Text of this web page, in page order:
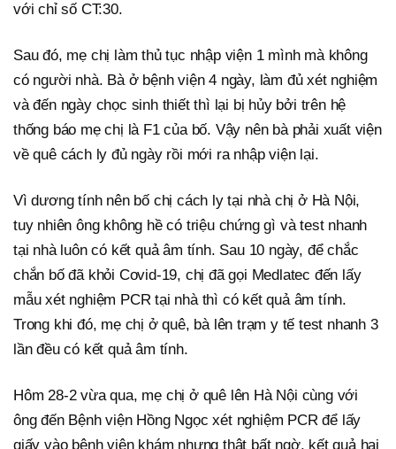
với chỉ số CT:30.
Sau đó, mẹ chị làm thủ tục nhập viện 1 mình mà không
có người nhà. Bà ở bệnh viện 4 ngày, làm đủ xét nghiệm
và đến ngày chọc sinh thiết thì lại bị hủy bởi trên hệ
thống báo mẹ chị là F1 của bố. Vậy nên bà phải xuất viện
về quê cách ly đủ ngày rồi mới ra nhập viện lại.
Vì dương tính nên bố chị cách ly tại nhà chị ở Hà Nội,
tuy nhiên ông không hề có triệu chứng gì và test nhanh
tại nhà luôn có kết quả âm tính. Sau 10 ngày, để chắc
chắn bố đã khỏi Covid-19, chị đã gọi Medlatec đến lấy
mẫu xét nghiệm PCR tại nhà thì có kết quả âm tính.
Trong khi đó, mẹ chị ở quê, bà lên trạm y tế test nhanh 3
lần đều có kết quả âm tính.
Hôm 28-2 vừa qua, mẹ chị ở quê lên Hà Nội cùng với
ông đến Bệnh viện Hồng Ngọc xét nghiệm PCR để lấy
giấy vào bệnh viện khám nhưng thật bất ngờ, kết quả hai